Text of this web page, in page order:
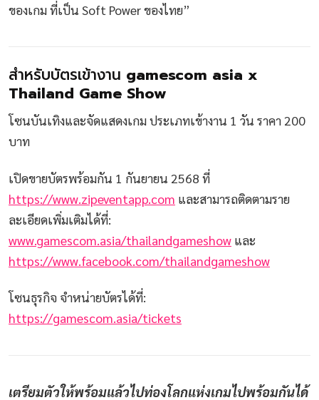
ของเกม ที่เป็น Soft Power ของไทย”
สำหรับบัตรเข้างาน gamescom asia x
Thailand Game Show
โซนบันเทิงและจัดแสดงเกม ประเภทเข้างาน 1 วัน ราคา 200
บาท
เปิดขายบัตรพร้อมกัน 1 กันยายน 2568 ที่
https://www.zipeventapp.com และสามารถติดตามราย
ละเอียดเพิ่มเติมได้ที่:
www.gamescom.asia/thailandgameshow และ
https://www.facebook.com/thailandgameshow
โซนธุรกิจ จำหน่ายบัตรได้ที่:
https://gamescom.asia/tickets
เตรียมตัวให้พร้อมแล้วไปท่องโลกแห่งเกมไปพร้อมกันได้